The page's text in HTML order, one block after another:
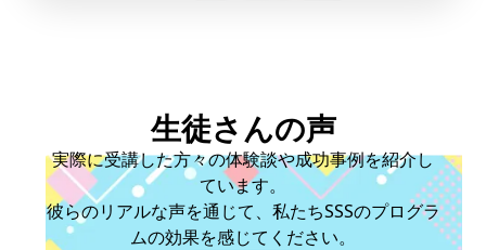
生徒さんの声
実際に受講した方々の体験談や成功事例を紹介し
ています。
彼らのリアルな声を通じて、私たちSSSのプログラ
ムの効果を感じてください。